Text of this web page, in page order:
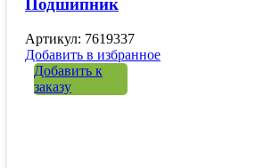
Подшипник
Артикул: 7619337
Добавить в избранное
Добавить к
заказу